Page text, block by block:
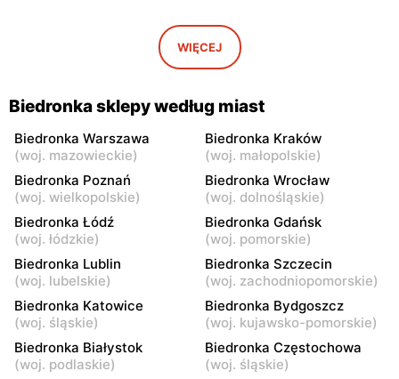
Warszawa, ul. Ogrodowa 58
Biedronka
Warszawa al. Solidarności
86 88
Biedronka
Warszawa, ul. Dobra 42
Biedronka
Warszawa, ul. Juliana
Ursyna Niemcewicza 8
Biedronka
Warszawa, ul. Solec 24
Biedronka
Warszawa, ul. Juliana
Ursyna Niemcewicza 26
Biedronka
Warszawa, ul.
Bonifraterska 6
Biedronka
Warszawa, ul. Górnośląska
6
Biedronka
Warszawa, ul. Leszno 15
Biedronka
Warszawa, ul. Stanisława
Dubois 5A
WIĘCEJ
Biedronka sklepy według miast
Biedronka Warszawa
(woj. mazowieckie)
Biedronka Kraków
(woj. małopolskie)
Biedronka Poznań
(woj. wielkopolskie)
Biedronka Wrocław
(woj. dolnośląskie)
Biedronka Łódź
(woj. łódzkie)
Biedronka Gdańsk
(woj. pomorskie)
Biedronka Lublin
(woj. lubelskie)
Biedronka Szczecin
(woj. zachodniopomorskie)
Biedronka Katowice
(woj. śląskie)
Biedronka Bydgoszcz
(woj. kujawsko-pomorskie)
Biedronka Białystok
(woj. podlaskie)
Biedronka Częstochowa
(woj. śląskie)